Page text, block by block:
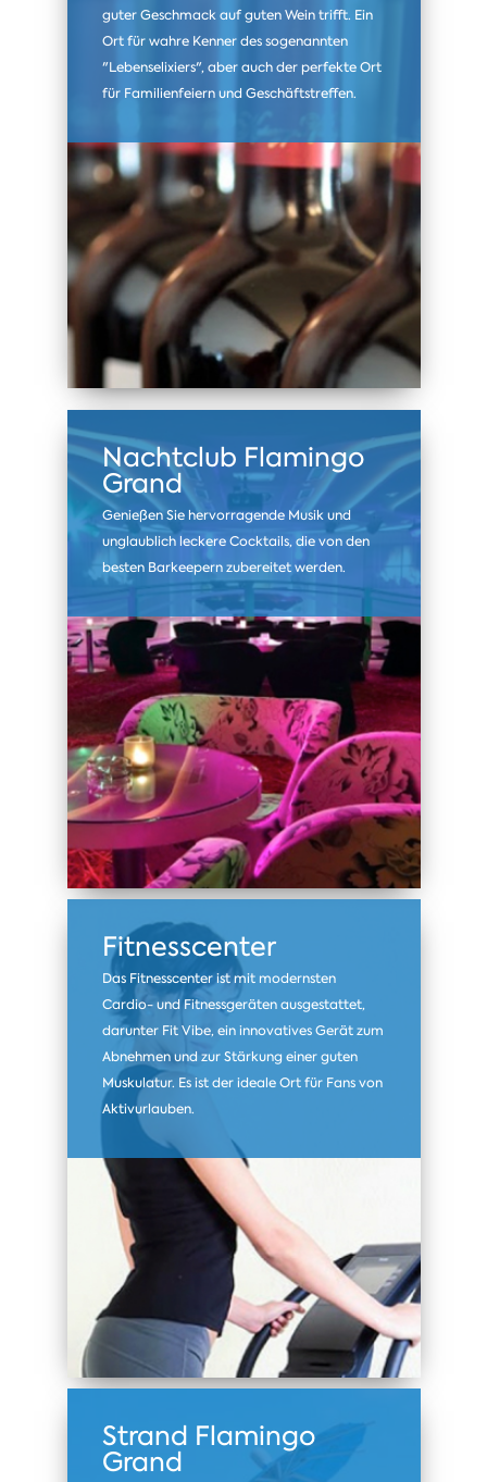
guter Geschmack auf guten Wein trifft. Ein
Ort für wahre Kenner des sogenannten
"Lebenselixiers", aber auch der perfekte Ort
für Familienfeiern und Geschäftstreffen.
Nachtclub Flamingo
Grand
Genießen Sie hervorragende Musik und
unglaublich leckere Cocktails, die von den
besten Barkeepern zubereitet werden.
Fitnesscenter
Das Fitnesscenter ist mit modernsten
Cardio- und Fitnessgeräten ausgestattet,
darunter Fit Vibe, ein innovatives Gerät zum
Abnehmen und zur Stärkung einer guten
Muskulatur. Es ist der ideale Ort für Fans von
Aktivurlauben.
Strand Flamingo
Grand